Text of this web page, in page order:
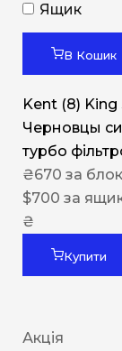
Ящик
В Кошик
Kent (8)
Черновцы
турбо
₴670 за блок
$700 за
₴
Купити
Акція